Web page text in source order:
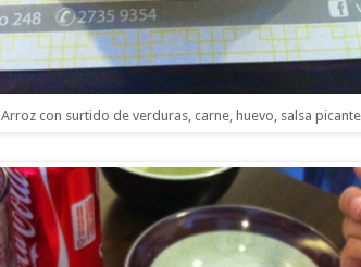
Arroz con surtido de verduras, carne, huevo, salsa